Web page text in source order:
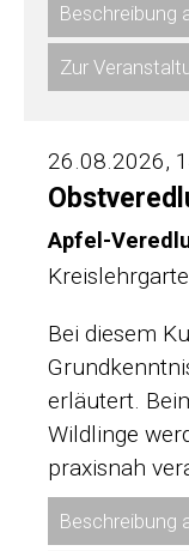
Beschreibung
Zur
26.08.2026,
Apfel-
Bei diesem
erläutert.
Wildlinge
praxisnah
Beschreibung